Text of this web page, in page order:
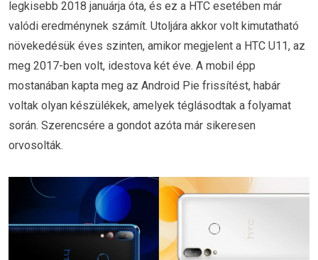
legkisebb 2018 januárja óta, és ez a HTC esetében már
valódi eredménynek számít. Utoljára akkor volt kimutatható
növekedésük éves szinten, amikor megjelent a HTC U11, az
meg 2017-ben volt, idestova két éve. A mobil épp
mostanában kapta meg az Android Pie frissítést, habár
voltak olyan készülékek, amelyek téglásodtak a folyamat
során. Szerencsére a gondot azóta már sikeresen
orvosolták.